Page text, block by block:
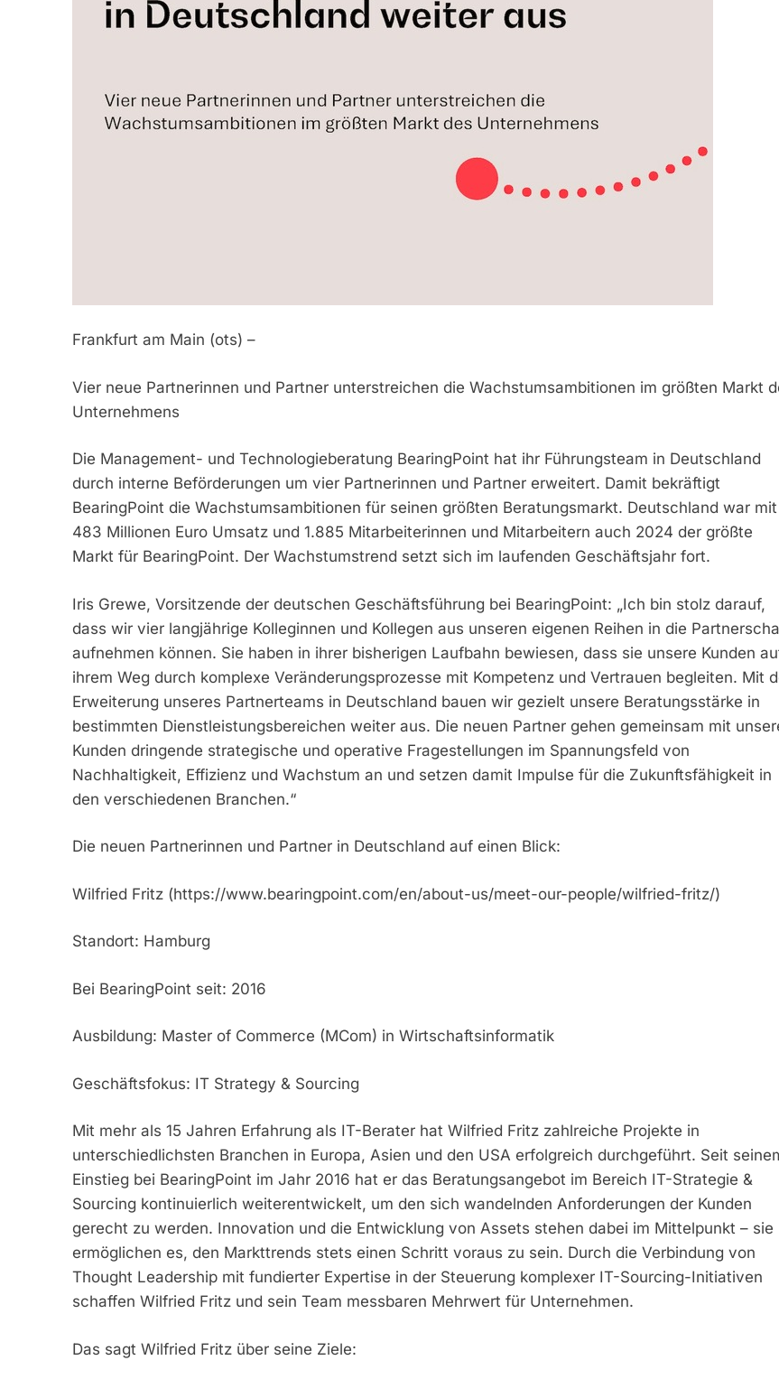
Frankfurt am Main (ots) –
Vier neue Partnerinnen und Partner unterstreichen die Wachstumsambitionen im größten Markt
Unternehmens
Die Management- und Technologieberatung BearingPoint hat ihr Führungsteam in Deutschland
durch interne Beförderungen um vier Partnerinnen und Partner erweitert. Damit bekräftigt
BearingPoint die Wachstumsambitionen für seinen größten Beratungsmarkt. Deutschland war mit
483 Millionen Euro Umsatz und 1.885 Mitarbeiterinnen und Mitarbeitern auch 2024 der größte
Markt für BearingPoint. Der Wachstumstrend setzt sich im laufenden Geschäftsjahr fort.
Iris Grewe, Vorsitzende der deutschen Geschäftsführung bei BearingPoint: „Ich bin stolz darauf,
dass wir vier langjährige Kolleginnen und Kollegen aus unseren eigenen Reihen in die
aufnehmen können. Sie haben in ihrer bisherigen Laufbahn bewiesen, dass sie unsere Kunden
ihrem Weg durch komplexe Veränderungsprozesse mit Kompetenz und Vertrauen begleiten. Mit
Erweiterung unseres Partnerteams in Deutschland bauen wir gezielt unsere Beratungsstärke in
bestimmten Dienstleistungsbereichen weiter aus. Die neuen Partner gehen gemeinsam mit
Kunden dringende strategische und operative Fragestellungen im Spannungsfeld von
Nachhaltigkeit, Effizienz und Wachstum an und setzen damit Impulse für die Zukunftsfähigkeit in
den verschiedenen Branchen.“
Die neuen Partnerinnen und Partner in Deutschland auf einen Blick:
Wilfried Fritz (https://www.bearingpoint.com/en/about-us/meet-our-people/wilfried-fritz/)
Standort: Hamburg
Bei BearingPoint seit: 2016
Ausbildung: Master of Commerce (MCom) in Wirtschaftsinformatik
Geschäftsfokus: IT Strategy & Sourcing
Mit mehr als 15 Jahren Erfahrung als IT-Berater hat Wilfried Fritz zahlreiche Projekte in
unterschiedlichsten Branchen in Europa, Asien und den USA erfolgreich durchgeführt. Seit
Einstieg bei BearingPoint im Jahr 2016 hat er das Beratungsangebot im Bereich IT-Strategie &
Sourcing kontinuierlich weiterentwickelt, um den sich wandelnden Anforderungen der Kunden
gerecht zu werden. Innovation und die Entwicklung von Assets stehen dabei im Mittelpunkt – sie
ermöglichen es, den Markttrends stets einen Schritt voraus zu sein. Durch die Verbindung von
Thought Leadership mit fundierter Expertise in der Steuerung komplexer IT-Sourcing-Initiativen
schaffen Wilfried Fritz und sein Team messbaren Mehrwert für Unternehmen.
Das sagt Wilfried Fritz über seine Ziele: